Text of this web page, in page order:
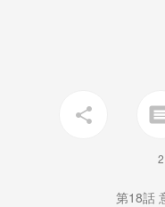
share
2
第18話